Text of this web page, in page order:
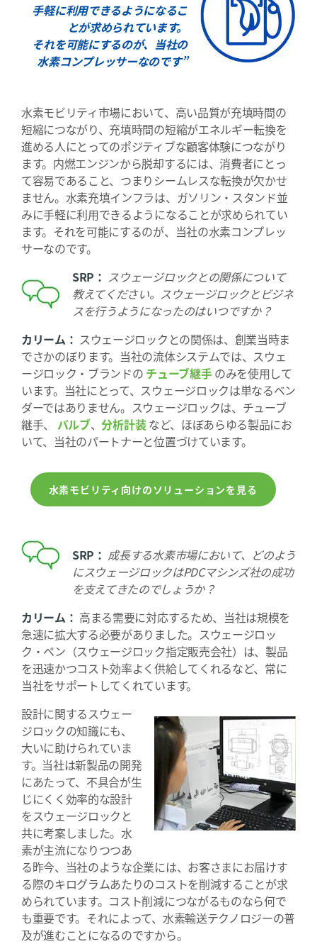
手軽に利用できるようになるこ
とが求められています。
それを可能にするのが、当社の
水素コンプレッサーなのです”
水素モビリティ市場において、高い品質が充填時間の
短縮につながり、充填時間の短縮がエネルギー転換を
進める人にとってのポジティブな顧客体験につながり
ます。内燃エンジンから脱却するには、消費者にとっ
て容易であること、つまりシームレスな転換が欠かせ
ません。水素充填インフラは、ガソリン・スタンド並
みに手軽に利用できるようになることが求められてい
ます。それを可能にするのが、当社の水素コンプレッ
サーなのです。
SRP： スウェージロックとの関係について
教えてください。スウェージロックとビジネ
スを行うようになったのはいつですか？
カリーム： スウェージロックとの関係は、創業当時ま
でさかのぼります。当社の流体システムでは、スウェ
ージロック・ブランドの チューブ継手のみを使用して
います。当社にとって、スウェージロックは単なるベン
ダーではありません。スウェージロックは、チューブ
継手、 バルブ、分析計装など、ほぼあらゆる製品にお
いて、当社のパートナーと位置づけています。
水素モビリティ向けのソリューションを見る
SRP： 成長する水素市場において、どのよう
にスウェージロックはPDCマシンズ社の成功
を支えてきたのでしょうか？
カリーム： 高まる需要に対応するため、当社は規模を
急速に拡大する必要がありました。スウェージロッ
ク・ペン（スウェージロック指定販売会社）は、製品
を迅速かつコスト効率よく供給してくれるなど、常に
当社をサポートしてくれています。
設計に関するスウェー
ジロックの知識にも、
大いに助けられていま
す。当社は新製品の開発
にあたって、不具合が生
じにくく効率的な設計
をスウェージロックと
共に考案しました。水
素が主流になりつつあ
る昨今、当社のような企業には、お客さまにお届けす
る際のキログラムあたりのコストを削減することが求
められています。コスト削減につながるものなら何で
も重要です。それによって、水素輸送テクノロジーの普
及が進むことになるのですから。